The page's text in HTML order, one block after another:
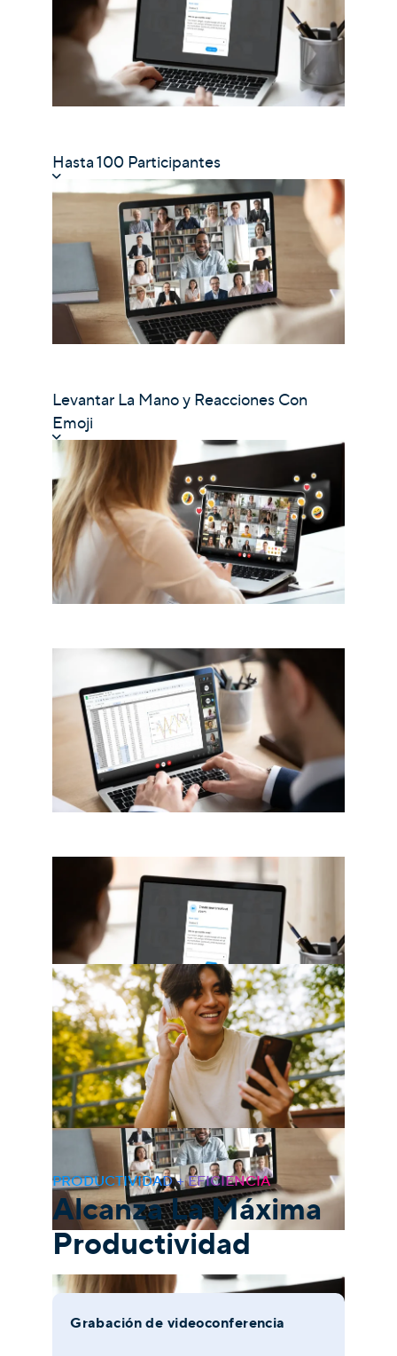
Hasta 100 Participantes
Levantar La Mano y Reacciones Con
Emoji
PRODUCTIVIDAD + EFICIENCIA
Alcanza La Máxima
Productividad
Grabación de videoconferencia